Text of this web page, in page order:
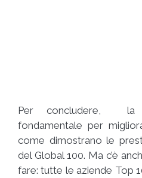
Per concludere, la
fondamentale per
come dimostrano le
del Global 100. Ma c’è
fare: tutte le aziende Top